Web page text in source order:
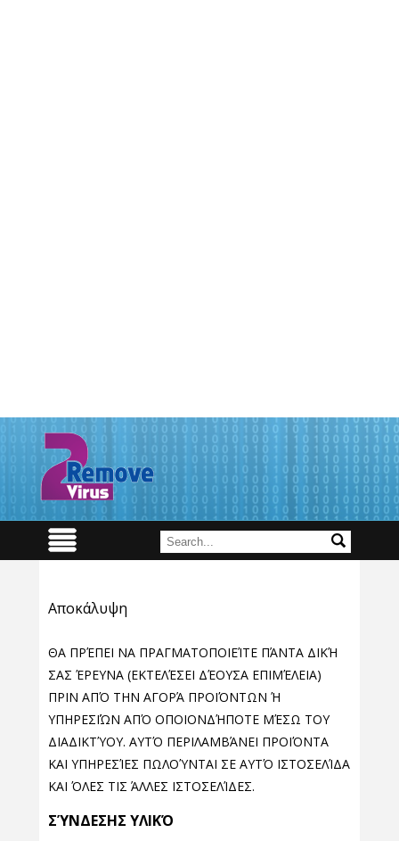
Αποκάλυψη
ΘΑ ΠΡΈΠΕΙ ΝΑ ΠΡΑΓΜΑΤΟΠΟΙΕΊΤΕ ΠΆΝΤΑ ΔΙΚΉ
ΣΑΣ ΈΡΕΥΝΑ (ΕΚΤΕΛΈΣΕΙ ΔΈΟΥΣΑ ΕΠΙΜΈΛΕΙΑ)
ΠΡΙΝ ΑΠΌ ΤΗΝ ΑΓΟΡΆ ΠΡΟΪΌΝΤΩΝ Ή
ΥΠΗΡΕΣΙΏΝ ΑΠΌ ΟΠΟΙΟΝΔΉΠΟΤΕ ΜΈΣΩ ΤΟΥ
ΔΙΑΔΙΚΤΎΟΥ. ΑΥΤΌ ΠΕΡΙΛΑΜΒΆΝΕΙ ΠΡΟΪΌΝΤΑ
ΚΑΙ ΥΠΗΡΕΣΊΕΣ ΠΩΛΟΎΝΤΑΙ ΣΕ ΑΥΤΌ ΙΣΤΟΣΕΛΊΔΑ
ΚΑΙ ΌΛΕΣ ΤΙΣ ΆΛΛΕΣ ΙΣΤΟΣΕΛΊΔΕΣ.
ΣΎΝΔΕΣΗΣ ΥΛΙΚΌ